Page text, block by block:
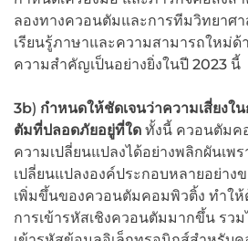
ลองทางควอนตัมและการทีมวิทยาศ
เรียนรู้ภาษาและความสามารถใหม่
ความสำคัญเป็นอย่างยิ่งในปี 2023 นี้
3b) กำหนดให้ชัดเจนว่าความเสี่ยงใ
ตัมที่ปลอดภัยอยู่ที่ใด ทั้งนี้ ควอนตัมค
ความเปลี่ยนแปลงได้อย่างพลิกผันเพ
เปลี่ยนแปลงองค์ประกอบหลายอย่าง
เพิ่มขึ้นของควอนตัมคอมพิวติ้ง ทำให้
การเข้ารหัสเชิงควอนตัมมากขึ้น รว